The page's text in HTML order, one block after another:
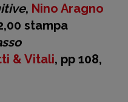
, Nino Aragno
stampa
& Vitali, pp 108,